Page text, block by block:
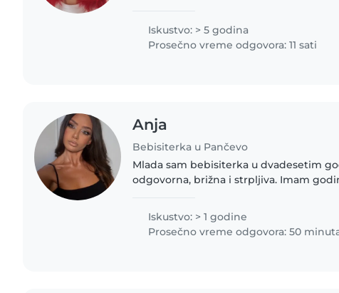
Diplomirani sam vaspitač,..
Iskustvo: > 5 godina
Prosečno vreme odgovora: 11 sati
Anja
Bebisiterka u Pančevo
Mlada sam bebisiterka u dvadesetim
odgovorna, brižna i strpljiva. Imam
Iskustvo: > 1 godine
Prosečno vreme odgovora: 50